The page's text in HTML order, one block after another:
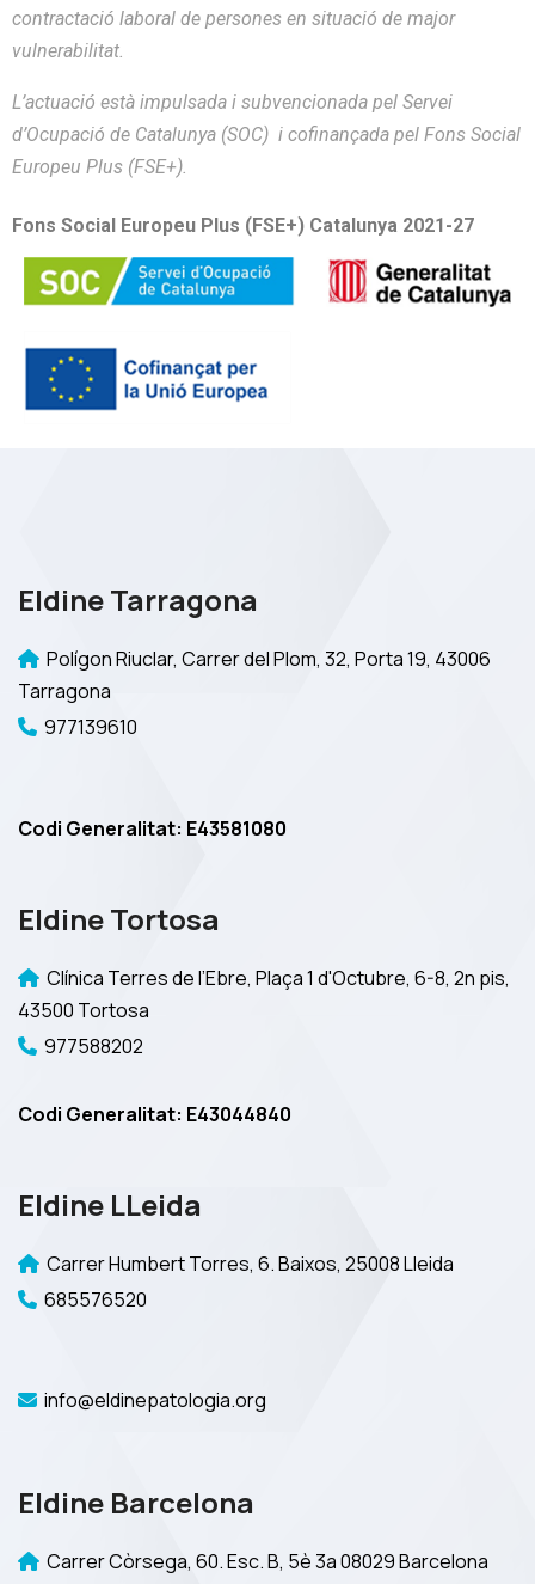
contractació laboral de persones en situació de major
vulnerabilitat.
L’actuació està impulsada i subvencionada pel Servei
d’Ocupació de Catalunya (SOC) i cofinançada pel Fons Social
Europeu Plus (FSE+).
Fons Social Europeu Plus (FSE+) Catalunya 2021-27
Eldine Tarragona
Polígon Riuclar, Carrer del Plom, 32, Porta 19, 43006
Tarragona
977139610
Codi Generalitat: E43581080
Eldine Tortosa
Clínica Terres de l’Ebre, Plaça 1 d'Octubre, 6-8, 2n pis,
43500 Tortosa
977588202
Codi Generalitat: E43044840
Eldine LLeida
Carrer Humbert Torres, 6. Baixos, 25008 Lleida
685576520
info@eldinepatologia.org
Eldine Barcelona
Carrer Còrsega, 60. Esc. B, 5è 3a 08029 Barcelona